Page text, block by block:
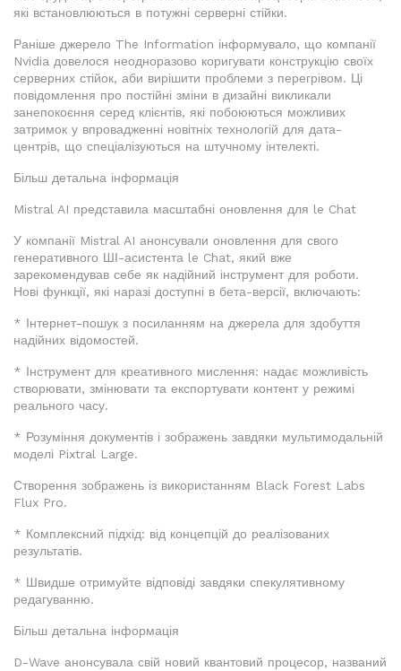
які встановлюються в потужні серверні стійки.
Раніше джерело The Information інформувало, що компанії
Nvidia довелося неодноразово коригувати конструкцію своїх
серверних стійок, аби вирішити проблеми з перегрівом. Ці
повідомлення про постійні зміни в дизайні викликали
занепокоєння серед клієнтів, які побоюються можливих
затримок у впровадженні новітніх технологій для дата-
центрів, що спеціалізуються на штучному інтелекті.
Більш детальна інформація
Mistral AI представила масштабні оновлення для le Chat
У компанії Mistral AI анонсували оновлення для свого
генеративного ШІ-асистента le Chat, який вже
зарекомендував себе як надійний інструмент для роботи.
Нові функції, які наразі доступні в бета-версії, включають:
* Інтернет-пошук з посиланням на джерела для здобуття
надійних відомостей.
* Інструмент для креативного мислення: надає можливість
створювати, змінювати та експортувати контент у режимі
реального часу.
* Розуміння документів і зображень завдяки мультимодальній
моделі Pixtral Large.
Створення зображень із використанням Black Forest Labs
Flux Pro.
* Комплексний підхід: від концепцій до реалізованих
результатів.
* Швидше отримуйте відповіді завдяки спекулятивному
редагуванню.
Більш детальна інформація
D-Wave анонсувала свій новий квантовий процесор, названий